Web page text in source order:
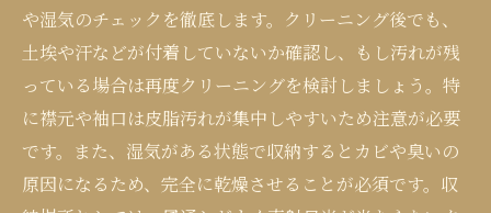
や湿気のチェックを徹底します。クリーニング後でも、
土埃や汗などが付着していないか確認し、もし汚れが残
っている場合は再度クリーニングを検討しましょう。特
に襟元や袖口は皮脂汚れが集中しやすいため注意が必要
です。また、湿気がある状態で収納するとカビや臭いの
原因になるため、完全に乾燥させることが必須です。収